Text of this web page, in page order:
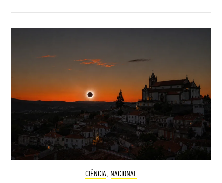
CIÊNCIA , NACIONAL